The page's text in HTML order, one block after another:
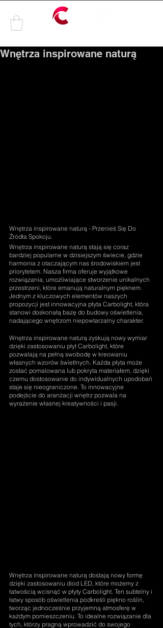
Wnętrza inspirowane naturą
Wnętrza inspirowane naturą - Przenieś Się Do
Źródła Spokoju.
Wnętrza inspirowane naturą stają się coraz
bardziej popularne w dzisiejszym świecie, gdzie
harmonia z otaczającym nas środowiskiem jest
priorytetem. Nasza firma oferuje wyjątkowe
rozwiązania, umożliwiające stworzenie unikalnych
przestrzeni, które emanują naturalnym pięknem.
Jednym z kluczowych elementów naszych
propozycji jest innowacyjna płyta Carbolight, która
stanowi doskonałą bazę do budowy oświetlenia,
nadającego wnętrzom niepowtarzalny charakter.
Wnętrza inspirowane naturą zyskują nowy wymiar
dzięki zastosowaniu płyt Carbolight, które
pozwalają na pełną swobodę w kreowaniu
własnych wzorów świetlnych. Każda płyta może
zostać pomalowana lub pokryta materiałem, dzięki
czemu dostosowanie do indywidualnych upodobań
staje się nieograniczone. To innowacyjne
podejście do aranżacji wnętrz pozwala na
wyrażenie własnej kreatywności i pasji.
Wnętrza inspirowane naturą dostają nowy formę
dzięki zastosowaniu diod LED, które możemy z
łatwością wcisnąć w płyty Carbolight. Ten subtelny i
łatwy sposób oświetlenia podkreśli piękno roślin,
tworząc jednocześnie przyjemną atmosferę w
każdym pomieszczeniu. To idealne rozwiązanie dla
tych, którzy pragną wprowadzić do swojego